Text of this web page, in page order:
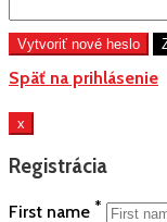
Späť na prihlásenie
x
Registrácia
First name *